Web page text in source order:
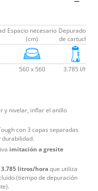
Espacio necesario
(cm)
Depuradora
de cartucho
560 x 560 3.785 l/h
y nivelar, inflar el anillo
con 3 capas separadas
imitación a gresite
litros/horaque utiliza
(tiempo de depuración